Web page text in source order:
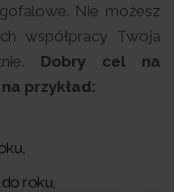
Nie możesz
współpracy Twoja
Dobry cel na
przykład:
roku,